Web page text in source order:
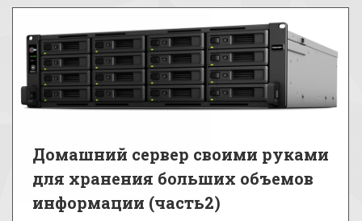
Домашний сервер своими руками
для хранения больших объемов
информации (часть2)